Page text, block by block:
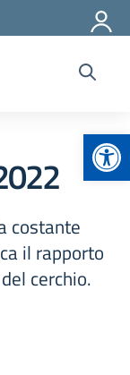
costante
il rapporto
cerchio.